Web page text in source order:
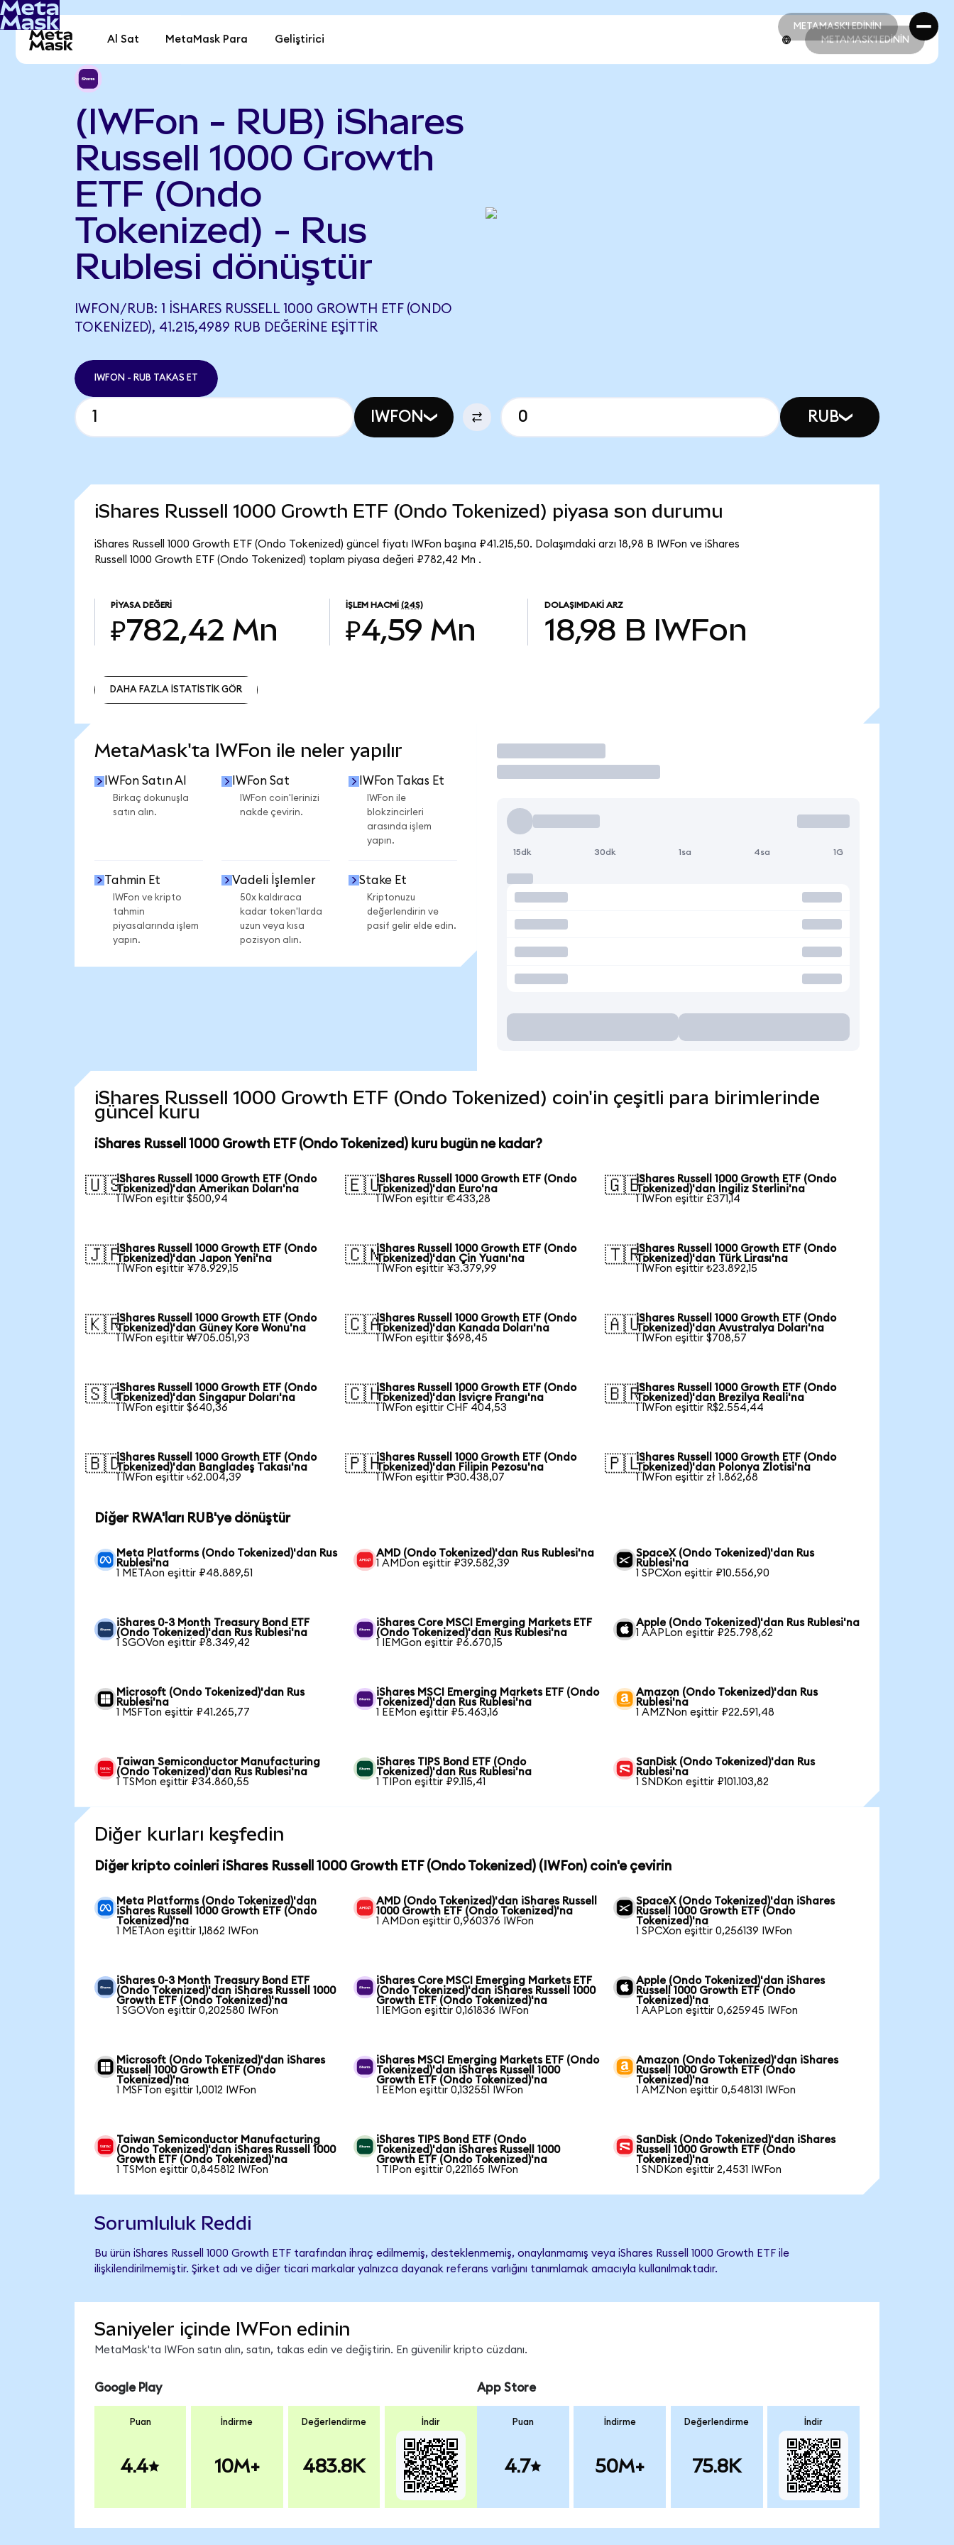
METAMASK'I EDİNİN
METAMASK'I EDİNİN
Al Sat MetaMask Para Geliştirici METAMASK'I EDİNİN
(IWFon - RUB) iShares
Russell 1000 Growth
ETF (Ondo
Tokenized) - Rus
Rublesi dönüştür
IWFON/RUB: 1 ISHARES RUSSELL 1000 GROWTH ETF (ONDO
TOKENIZED), 41.215,4989 RUB DEĞERINE EŞITTIR
IWFON - RUB TAKAS ET
IWFON RUB
iShares Russell 1000 Growth ETF (Ondo Tokenized) piyasa son durumu
iShares Russell 1000 Growth ETF (Ondo Tokenized) güncel fiyatı IWFon başına ₽41.215,50. Dolaşımdaki arzı 18,98 B IWFon ve iShares
Russell 1000 Growth ETF (Ondo Tokenized) toplam piyasa değeri ₽782,42 Mn .
PIYASA DEĞERI
₽782,42 Mn
İŞLEM HACMI (24S)
₽4,59 Mn
DOLAŞIMDAKI ARZ
18,98 B IWFon
DAHA FAZLA İSTATİSTİK GÖR
MetaMask'ta IWFon ile neler yapılır
IWFon Satın Al
Birkaç dokunuşla
satın alın.
IWFon Sat
IWFon coin'lerinizi
nakde çevirin.
IWFon Takas Et
IWFon ile
blokzincirleri
arasında işlem
yapın.
Tahmin Et
IWFon ve kripto
tahmin
piyasalarında işlem
yapın.
Vadeli İşlemler
50x kaldıraca
kadar token'larda
uzun veya kısa
pozisyon alın.
Stake Et
Kriptonuzu
değerlendirin ve
pasif gelir elde edin.
İşlem Yap
15dk 30dk 1sa 4sa 1G
iShares Russell 1000 Growth ETF (Ondo Tokenized) coin'in çeşitli para birimlerinde
güncel kuru
iShares Russell 1000 Growth ETF (Ondo Tokenized) kuru bugün ne kadar?
🇺🇸iShares Russell 1000 Growth ETF (Ondo
Tokenized)'dan Amerikan Doları'na
1 IWFon eşittir $500,94
🇪🇺iShares Russell 1000 Growth ETF (Ondo
Tokenized)'dan Euro'na
1 IWFon eşittir €433,28
🇬🇧iShares Russell 1000 Growth ETF (Ondo
Tokenized)'dan İngiliz Sterlini'na
1 IWFon eşittir £371,14
🇯🇵iShares Russell 1000 Growth ETF (Ondo
Tokenized)'dan Japon Yeni'na
1 IWFon eşittir ¥78.929,15
🇨🇳iShares Russell 1000 Growth ETF (Ondo
Tokenized)'dan Çin Yuanı'na
1 IWFon eşittir ¥3.379,99
🇹🇷iShares Russell 1000 Growth ETF (Ondo
Tokenized)'dan Türk Lirası'na
1 IWFon eşittir ₺23.892,15
🇰🇷iShares Russell 1000 Growth ETF (Ondo
Tokenized)'dan Güney Kore Wonu'na
1 IWFon eşittir ₩705.051,93
🇨🇦iShares Russell 1000 Growth ETF (Ondo
Tokenized)'dan Kanada Doları'na
1 IWFon eşittir $698,45
🇦🇺iShares Russell 1000 Growth ETF (Ondo
Tokenized)'dan Avustralya Doları'na
1 IWFon eşittir $708,57
🇸🇬iShares Russell 1000 Growth ETF (Ondo
Tokenized)'dan Singapur Doları'na
1 IWFon eşittir $640,36
🇨🇭iShares Russell 1000 Growth ETF (Ondo
Tokenized)'dan İsviçre Frangı'na
1 IWFon eşittir CHF 404,53
🇧🇷iShares Russell 1000 Growth ETF (Ondo
Tokenized)'dan Brezilya Reali'na
1 IWFon eşittir R$2.554,44
🇧🇩iShares Russell 1000 Growth ETF (Ondo
Tokenized)'dan Bangladeş Takası'na
1 IWFon eşittir ৳62.004,39
🇵🇭iShares Russell 1000 Growth ETF (Ondo
Tokenized)'dan Filipin Pezosu'na
1 IWFon eşittir ₱30.438,07
🇵🇱iShares Russell 1000 Growth ETF (Ondo
Tokenized)'dan Polonya Zlotisi'na
1 IWFon eşittir zł 1.862,68
Diğer RWA'ları RUB'ye dönüştür
Meta Platforms (Ondo Tokenized)'dan Rus
Rublesi'na
1 METAon eşittir ₽48.889,51
AMD (Ondo Tokenized)'dan Rus Rublesi'na
1 AMDon eşittir ₽39.582,39
SpaceX (Ondo Tokenized)'dan Rus
Rublesi'na
1 SPCXon eşittir ₽10.556,90
iShares 0-3 Month Treasury Bond ETF
(Ondo Tokenized)'dan Rus Rublesi'na
1 SGOVon eşittir ₽8.349,42
iShares Core MSCI Emerging Markets ETF
(Ondo Tokenized)'dan Rus Rublesi'na
1 IEMGon eşittir ₽6.670,15
Apple (Ondo Tokenized)'dan Rus Rublesi'na
1 AAPLon eşittir ₽25.798,62
Microsoft (Ondo Tokenized)'dan Rus
Rublesi'na
1 MSFTon eşittir ₽41.265,77
iShares MSCI Emerging Markets ETF (Ondo
Tokenized)'dan Rus Rublesi'na
1 EEMon eşittir ₽5.463,16
Amazon (Ondo Tokenized)'dan Rus
Rublesi'na
1 AMZNon eşittir ₽22.591,48
Taiwan Semiconductor Manufacturing
(Ondo Tokenized)'dan Rus Rublesi'na
1 TSMon eşittir ₽34.860,55
iShares TIPS Bond ETF (Ondo
Tokenized)'dan Rus Rublesi'na
1 TIPon eşittir ₽9.115,41
SanDisk (Ondo Tokenized)'dan Rus
Rublesi'na
1 SNDKon eşittir ₽101.103,82
Diğer kurları keşfedin
Diğer kripto coinleri iShares Russell 1000 Growth ETF (Ondo Tokenized) (IWFon) coin'e çevirin
Meta Platforms (Ondo Tokenized)'dan
iShares Russell 1000 Growth ETF (Ondo
Tokenized)'na
1 METAon eşittir 1,1862 IWFon
AMD (Ondo Tokenized)'dan iShares Russell
1000 Growth ETF (Ondo Tokenized)'na
1 AMDon eşittir 0,960376 IWFon
SpaceX (Ondo Tokenized)'dan iShares
Russell 1000 Growth ETF (Ondo
Tokenized)'na
1 SPCXon eşittir 0,256139 IWFon
iShares 0-3 Month Treasury Bond ETF
(Ondo Tokenized)'dan iShares Russell 1000
Growth ETF (Ondo Tokenized)'na
1 SGOVon eşittir 0,202580 IWFon
iShares Core MSCI Emerging Markets ETF
(Ondo Tokenized)'dan iShares Russell 1000
Growth ETF (Ondo Tokenized)'na
1 IEMGon eşittir 0,161836 IWFon
Apple (Ondo Tokenized)'dan iShares
Russell 1000 Growth ETF (Ondo
Tokenized)'na
1 AAPLon eşittir 0,625945 IWFon
Microsoft (Ondo Tokenized)'dan iShares
Russell 1000 Growth ETF (Ondo
Tokenized)'na
1 MSFTon eşittir 1,0012 IWFon
iShares MSCI Emerging Markets ETF (Ondo
Tokenized)'dan iShares Russell 1000
Growth ETF (Ondo Tokenized)'na
1 EEMon eşittir 0,132551 IWFon
Amazon (Ondo Tokenized)'dan iShares
Russell 1000 Growth ETF (Ondo
Tokenized)'na
1 AMZNon eşittir 0,548131 IWFon
Taiwan Semiconductor Manufacturing
(Ondo Tokenized)'dan iShares Russell 1000
Growth ETF (Ondo Tokenized)'na
1 TSMon eşittir 0,845812 IWFon
iShares TIPS Bond ETF (Ondo
Tokenized)'dan iShares Russell 1000
Growth ETF (Ondo Tokenized)'na
1 TIPon eşittir 0,221165 IWFon
SanDisk (Ondo Tokenized)'dan iShares
Russell 1000 Growth ETF (Ondo
Tokenized)'na
1 SNDKon eşittir 2,4531 IWFon
Sorumluluk Reddi
Bu ürün iShares Russell 1000 Growth ETF tarafından ihraç edilmemiş, desteklenmemiş, onaylanmamış veya iShares Russell 1000 Growth ETF ile
ilişkilendirilmemiştir. Şirket adı ve diğer ticari markalar yalnızca dayanak referans varlığını tanımlamak amacıyla kullanılmaktadır.
Saniyeler içinde IWFon edinin
MetaMask'ta IWFon satın alın, satın, takas edin ve değiştirin. En güvenilir kripto cüzdanı.
Google Play
Puan
4.4
İndirme
10M+
Değerlendirme
483.8K
İndir
App Store
Puan
4.7
İndirme
50M+
Değerlendirme
75.8K
İndir